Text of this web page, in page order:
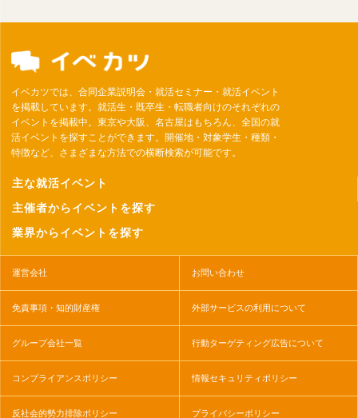
イベカツでは、合同企業説明会・就活セミナー・就活イベント
を掲載しています。就活生・既卒生・転職者向けのそれぞれの
イベントを掲載中。東京や大阪、名古屋はもちろん、全国の就
活イベントを探すことができます。開催地・対象学生・種類・
特徴など、さまざまな方法での横断検索が可能です。
主な就活イベント
主催者からイベントを探す
業界からイベントを探す
運営会社 お問い合わせ
免責事項・知的財産権 外部サービスの利用について
グループ会社一覧 行動ターゲティング広告について
コンプライアンスポリシー 情報セキュリティポリシー
反社会的勢力排除ポリシー プライバシーポリシー